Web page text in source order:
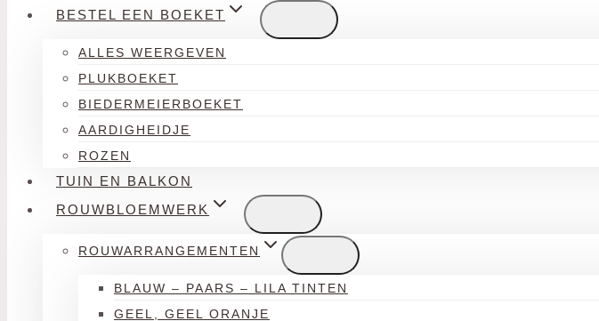
BESTEL EEN BOEKET
ALLES WEERGEVEN
PLUKBOEKET
BIEDERMEIERBOEKET
AARDIGHEIDJE
ROZEN
TUIN EN BALKON
ROUWBLOEMWERK
ROUWARRANGEMENTEN
BLAUW – PAARS – LILA TINTEN
GEEL, GEEL ORANJE